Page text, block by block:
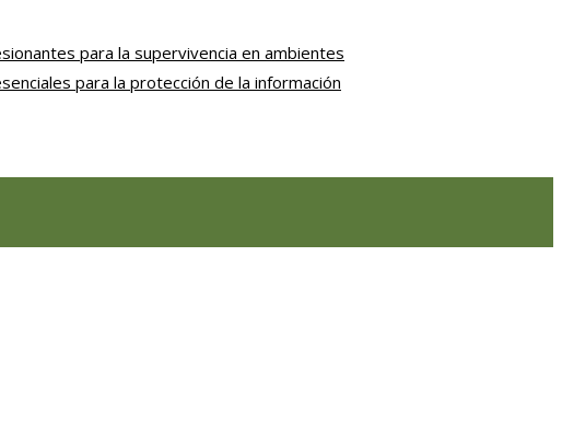
para la supervivencia en ambientes
para la protección de la información